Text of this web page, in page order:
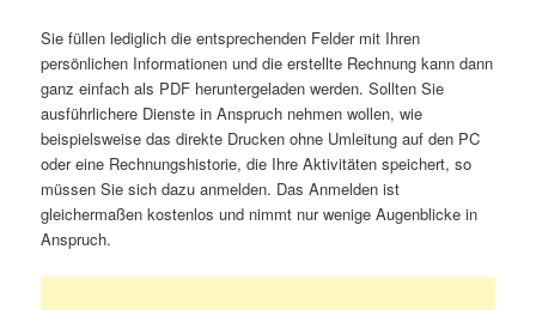
Sie füllen lediglich die entsprechenden Felder mit Ihren
persönlichen Informationen und die erstellte Rechnung kann dann
ganz einfach als PDF heruntergeladen werden. Sollten Sie
ausführlichere Dienste in Anspruch nehmen wollen, wie
beispielsweise das direkte Drucken ohne Umleitung auf den PC
oder eine Rechnungshistorie, die Ihre Aktivitäten speichert, so
müssen Sie sich dazu anmelden. Das Anmelden ist
gleichermaßen kostenlos und nimmt nur wenige Augenblicke in
Anspruch.